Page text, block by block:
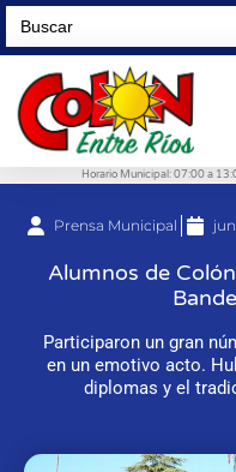
Search
for:
Horario Municipal: 07:00 a
Prensa Municipal
Alumnos de
Participaron un gran
en un emotivo acto.
diplomas y el